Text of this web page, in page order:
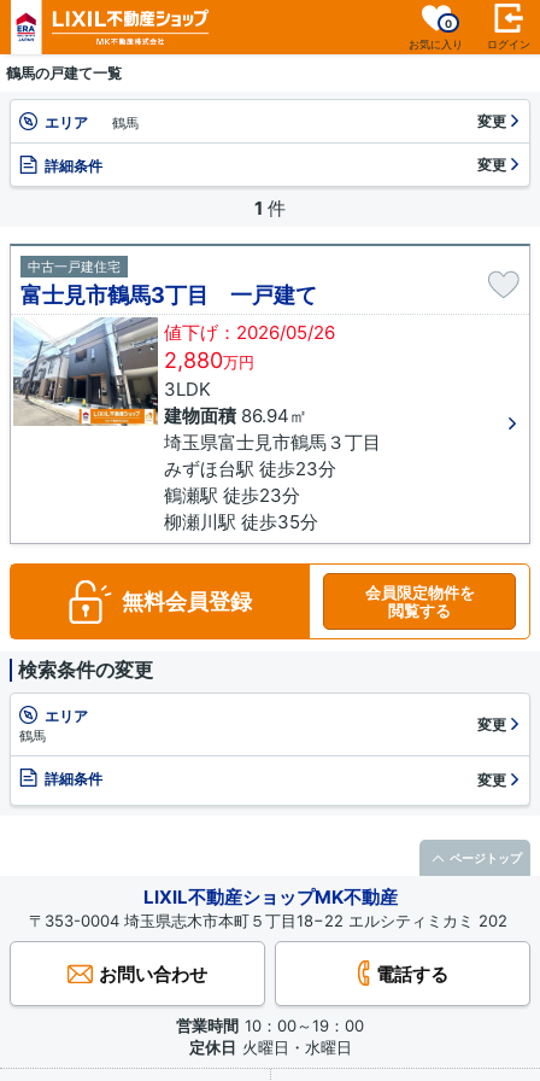
お気に入り
0
ログイン
鶴馬の戸建て一覧
エリア 鶴馬 変更
詳細条件 変更
1 件
中古一戸建住宅
富士見市鶴馬3丁目 一戸建て
値下げ：2026/05/26
2,880万円
3LDK
建物面積86.94㎡
埼玉県富士見市鶴馬３丁目
みずほ台駅 徒歩23分
鶴瀬駅 徒歩23分
柳瀬川駅 徒歩35分
無料会員登録
会員限定物件を
閲覧する
検索条件の変更
エリア
鶴馬
変更
詳細条件 変更
LIXIL不動産ショップMK不動産
〒353-0004 埼玉県志木市本町５丁目18−22 エルシティミカミ 202
お問い合わせ 電話する
営業時間 10：00～19：00
定休日 火曜日・水曜日
ページトップ